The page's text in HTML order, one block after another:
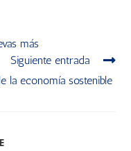
más
Siguiente entrada
la economía sostenible